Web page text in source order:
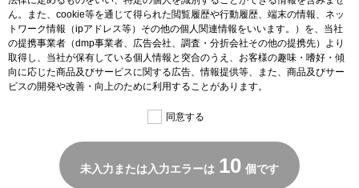
ん。また、cookie等を通じて得られた閲覧履歴や行動履歴、端末の情報、ネッ
トワーク情報（ipアドレス等）その他の個人関連情報をいいます。）を、当社
の提携事業者（dmp事業者、広告会社、調査・分折会社その他の提携先）より
取得し、当社が保有している個人情報と突合のうえ、お客様の趣味・嗜好・傾
向に応じた商品及びサービスに関する広告、情報提供等、また、商品及びサー
ビスの開発や改善・向上のために利用することがあります。
同意する
未入力または入力エラーは 10 個です